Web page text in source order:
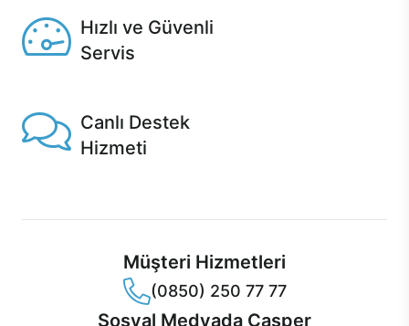
Hızlı ve Güvenli
Servis
Canlı Destek
Hizmeti
Müşteri Hizmetleri
(0850) 250 77 77
Sosyal Medyada Casper